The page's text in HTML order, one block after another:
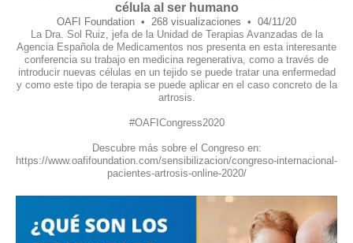
célula al ser humano
OAFI Foundation 268 visualizaciones
04/11/20
La Dra. Sol Ruiz, jefa de la Unidad de Terapias Avanzadas de la
Agencia Española de Medicamentos nos presenta en esta interesante
conferencia su trabajo en medicina regenerativa, como a través de
introducir nuevas células en un tejido se puede tratar una enfermedad
y como este tipo de terapia se puede aplicar en el caso concreto de la
artrosis.
#OAFICongress2020
Descubre más sobre el Congreso en:
https://www.oafifoundation.com/sensibilizacion/congreso-internacional-
pacientes-artrosis-online-2020/